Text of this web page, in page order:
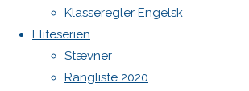
Klasseregler Engelsk
Eliteserien
Stævner
Rangliste 2020
image
Next
image